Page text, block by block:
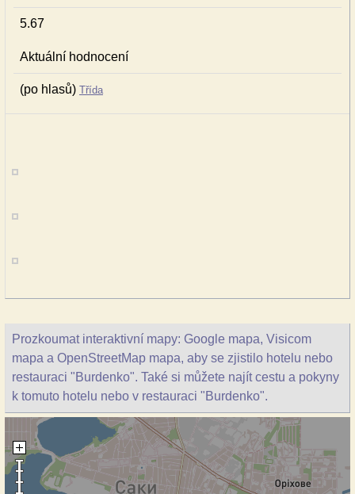
5.67
Aktuální hodnocení
(po hlasů) Třída
Prozkoumat interaktivní mapy: Google mapa, Visicom
mapa a OpenStreetMap mapa, aby se zjistilo hotelu nebo
restauraci "Burdenko". Také si můžete najít cestu a pokyny
k tomuto hotelu nebo v restauraci "Burdenko".